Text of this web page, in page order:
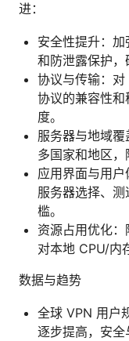
进：
安全性提升：
和防泄露保护，
协议与传输：
协议的兼容性
度。
服务器与地域
多国家和地区，
应用界面与用
服务器选择、
槛。
资源占用优化
对本地 CPU/内
数据与趋势
全球 VPN 用户
逐步提高，安